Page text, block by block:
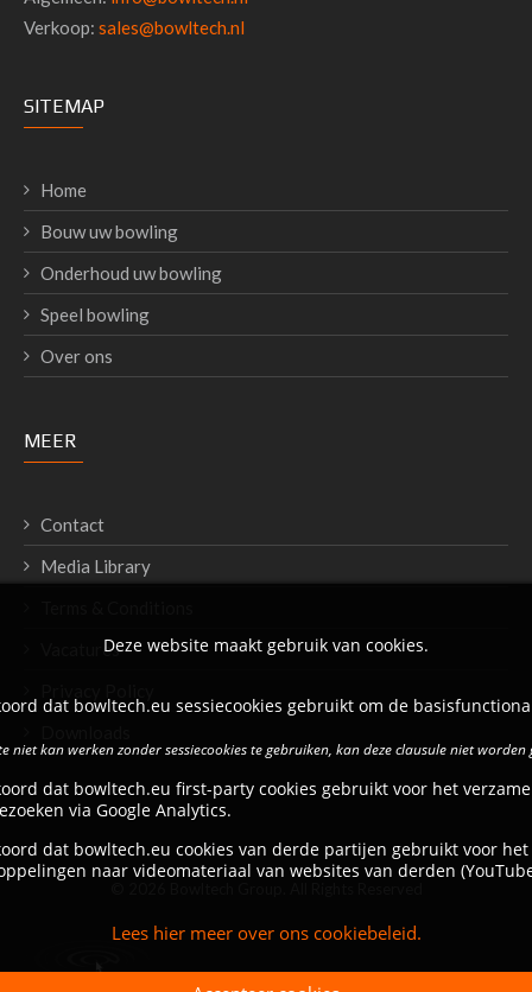
Verkoop: sales@bowltech.nl
SITEMAP
Home
Bouw uw bowling
Onderhoud uw bowling
Speel bowling
Over ons
MEER
Contact
Media Library
VacaturesDeze website maakt gebruik van cookies.
dat bowltech.eu sessiecookies gebruikt om de
niet kan werken zonder sessiecookies te gebruiken, kan deze clausule niet worden
dat bowltech.eu first-party cookies gebruikt voor het
via Google Analytics.
dat bowltech.eu cookies van derde partijen gebruikt voor
naar videomateriaal van websites van derden
Lees hier meer over ons cookiebeleid.